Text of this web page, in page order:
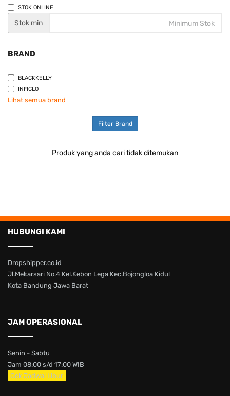
STOK ONLINE
Stok min
BRAND
BLACKKELLY
INFICLO
Lihat semua brand
Filter Brand
Produk yang anda cari tidak ditemukan
HUBUNGI KAMI
Dropshipper.co.id
Jl.Mekarsari No.4 Kel.Kebon Lega Kec.Bojongloa Kidul
Kota Bandung Jawa Barat
JAM OPERASIONAL
Senin - Sabtu
Jam 08:00 s/d 17:00 WIB
Cek Jadwal Libur